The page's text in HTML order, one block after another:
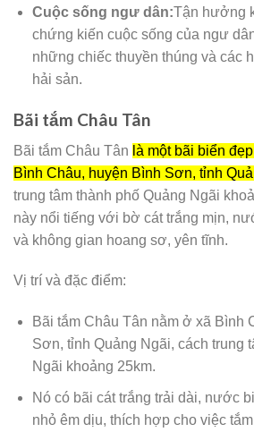
Cuộc sống ngư dân:Tận hưởng
chứng kiến cuộc sống của ngư
những chiếc thuyền thúng và các
hải sản.
Bãi tắm Châu Tân
Bãi tắm Châu Tân là một bãi biển
Bình Châu, huyện Bình Sơn, tỉnh
trung tâm thành phố Quảng Ngãi
này nổi tiếng với bờ cát trắng mịn,
và không gian hoang sơ, yên tĩnh.
Vị trí và đặc điểm:
Bãi tắm Châu Tân nằm ở xã Bình
Sơn, tỉnh Quảng Ngãi, cách trung
Ngãi khoảng 25km.
Nó có bãi cát trắng trải dài, nước
nhỏ êm dịu, thích hợp cho việc